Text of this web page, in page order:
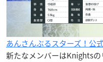
あんさんぶるスターズ！公
新たなメンバーはKnightsの